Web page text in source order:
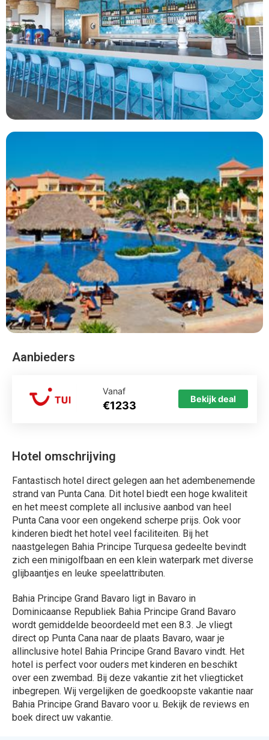
Hotel omschrijving
Fantastisch hotel direct gelegen aan het adembenemende
strand van Punta Cana. Dit hotel biedt een hoge kwaliteit
en het meest complete all inclusive aanbod van heel
Punta Cana voor een ongekend scherpe prijs. Ook voor
kinderen biedt het hotel veel faciliteiten. Bij het
naastgelegen Bahia Principe Turquesa gedeelte bevindt
zich een minigolfbaan en een klein waterpark met diverse
glijbaantjes en leuke speelattributen.
Bahia Principe Grand Bavaro ligt in Bavaro in
Dominicaanse Republiek Bahia Principe Grand Bavaro
wordt gemiddelde beoordeeld met een 8.3. Je vliegt
direct op Punta Cana naar de plaats Bavaro, waar je
allinclusive hotel Bahia Principe Grand Bavaro vindt. Het
hotel is perfect voor ouders met kinderen en beschikt
over een zwembad. Bij deze vakantie zit het vliegticket
inbegrepen. Wij vergelijken de goedkoopste vakantie naar
Bahia Principe Grand Bavaro voor u. Bekijk de reviews en
boek direct uw vakantie.
Aanbieders
Vanaf
€1233 Bekijk deal